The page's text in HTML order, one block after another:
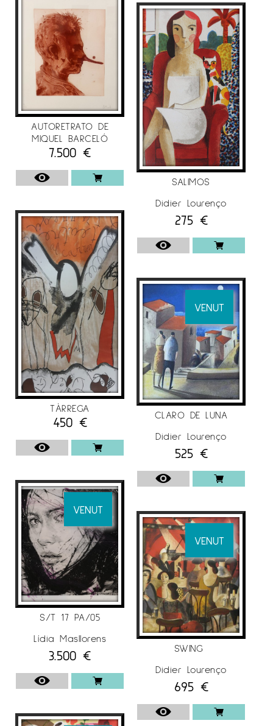
AUTORETRATO DE
MIQUEL BARCELÓ
7.500 €
TÀRREGA
450 €
VENUT
S/T 17 PA/05
Lídia Masllorens
3.500 €
SALIMOS
Didier Lourenço
275 €
VENUT
CLARO DE LUNA
Didier Lourenço
525 €
VENUT
SWING
Didier Lourenço
695 €